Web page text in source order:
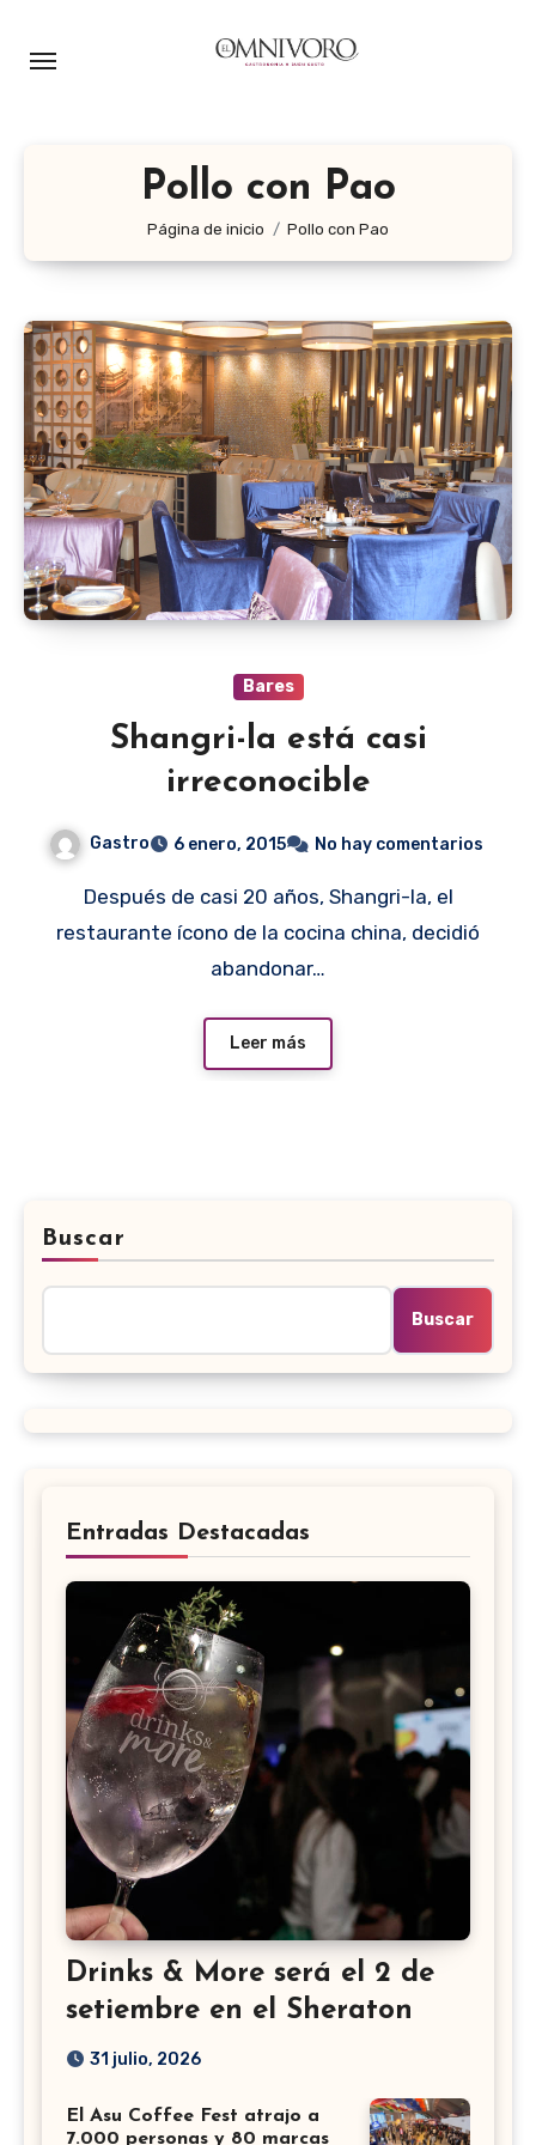
Pollo con Pao
Página de inicio Pollo con Pao
Bares
Shangri-la está casi
irreconocible
Gastro 6 enero, 2015 No hay comentarios
Después de casi 20 años, Shangri-la, el
restaurante ícono de la cocina china, decidió
abandonar…
Leer más
Buscar
Buscar
Entradas Destacadas
Drinks & More será el 2 de
setiembre en el Sheraton
31 julio, 2026
El Asu Coffee Fest atrajo a
7.000 personas y 80 marcas